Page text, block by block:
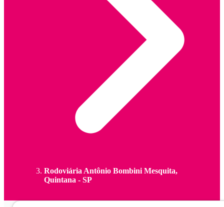
Rodoviária Antônio Bombini Mesquita,
Quintana - SP